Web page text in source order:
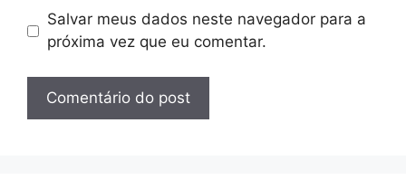
Salvar meus dados neste navegador para a
próxima vez que eu comentar.